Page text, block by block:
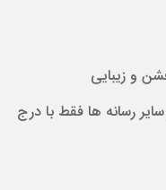
و زیبایی
رسانه ها فقط با درج